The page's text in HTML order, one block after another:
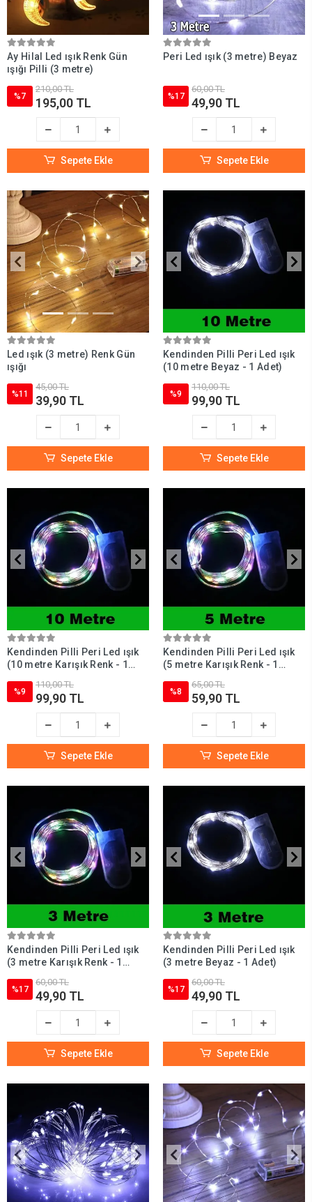
Ay Hilal Led ışık Renk Gün
ışığı Pilli (3 metre)
%7
210,00 TL
195,00 TL
Sepete Ekle
Peri Led ışık (3 metre) Beyaz
%17
60,00 TL
49,90 TL
Sepete Ekle
Led ışık (3 metre) Renk Gün
ışığı
%11
45,00 TL
39,90 TL
Sepete Ekle
Kendinden Pilli Peri Led ışık
(10 metre Beyaz - 1 Adet)
%9
110,00 TL
99,90 TL
Sepete Ekle
Kendinden Pilli Peri Led ışık
(10 metre Karışık Renk - 1
%9
110,00 TL
99,90 TL
Sepete Ekle
Kendinden Pilli Peri Led ışık
(5 metre Karışık Renk - 1
%8
65,00 TL
59,90 TL
Sepete Ekle
Kendinden Pilli Peri Led ışık
(3 metre Karışık Renk - 1
%17
60,00 TL
49,90 TL
Sepete Ekle
Kendinden Pilli Peri Led ışık
(3 metre Beyaz - 1 Adet)
%17
60,00 TL
49,90 TL
Sepete Ekle